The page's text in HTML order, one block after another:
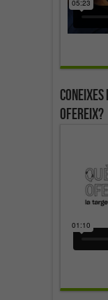
ofereix?